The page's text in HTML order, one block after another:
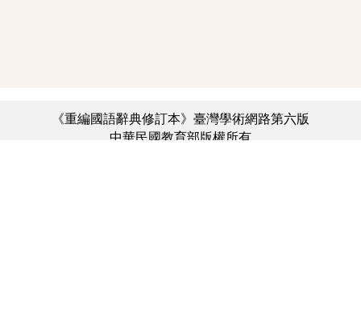
《重編國語辭典修訂本》臺灣學術網路第六版
中華民國教育部版權所有